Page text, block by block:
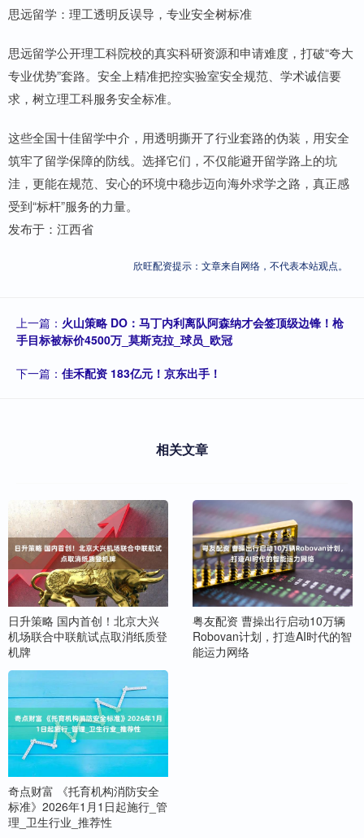
思远留学：理工透明反误导，专业安全树标准
思远留学公开理工科院校的真实科研资源和申请难度，打破“夸大
专业优势”套路。安全上精准把控实验室安全规范、学术诚信要
求，树立理工科服务安全标准。
这些全国十佳留学中介，用透明撕开了行业套路的伪装，用安全
筑牢了留学保障的防线。选择它们，不仅能避开留学路上的坑
洼，更能在规范、安心的环境中稳步迈向海外求学之路，真正感
受到“标杆”服务的力量。
发布于：江西省
欣旺配资提示：文章来自网络，不代表本站观点。
上一篇： 火山策略 DO：马丁内利离队阿森纳才会签顶级边锋！枪
手目标被标价4500万_莫斯克拉_球员_欧冠
下一篇： 佳禾配资 183亿元！京东出手！
相关文章
日升策略 国内首创！北京大兴
机场联合中联航试点取消纸质登
机牌
粤友配资 曹操出行启动10万辆
Robovan计划，打造AI时代的智
能运力网络
奇点财富 《托育机构消防安全
标准》2026年1月1日起施行_管
理_卫生行业_推荐性